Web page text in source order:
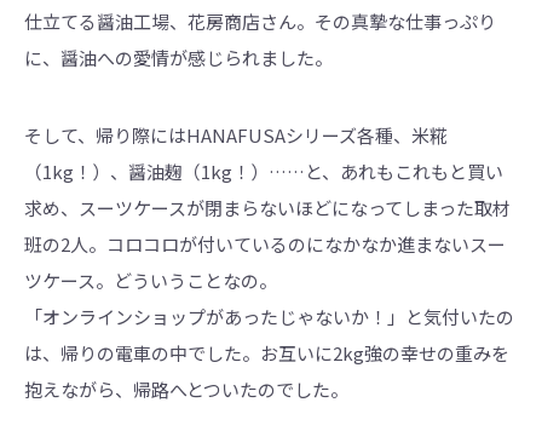
仕立てる醤油工場、花房商店さん。その真摯な仕事っぷり
に、醤油への愛情が感じられました。
そして、帰り際にはHANAFUSAシリーズ各種、米糀
（1kg！）、醤油麹（1kg！）……と、あれもこれもと買い
求め、スーツケースが閉まらないほどになってしまった取材
班の2人。コロコロが付いているのになかなか進まないスー
ツケース。どういうことなの。
「オンラインショップがあったじゃないか！」と気付いたの
は、帰りの電車の中でした。お互いに2kg強の幸せの重みを
抱えながら、帰路へとついたのでした。